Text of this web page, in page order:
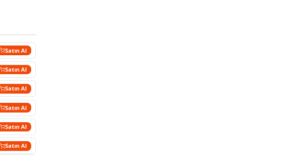
Satın Al
Satın Al
Satın Al
Satın Al
Satın Al
Satın Al